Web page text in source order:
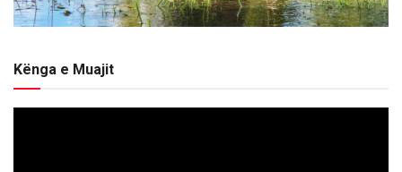
Kënga e Muajit